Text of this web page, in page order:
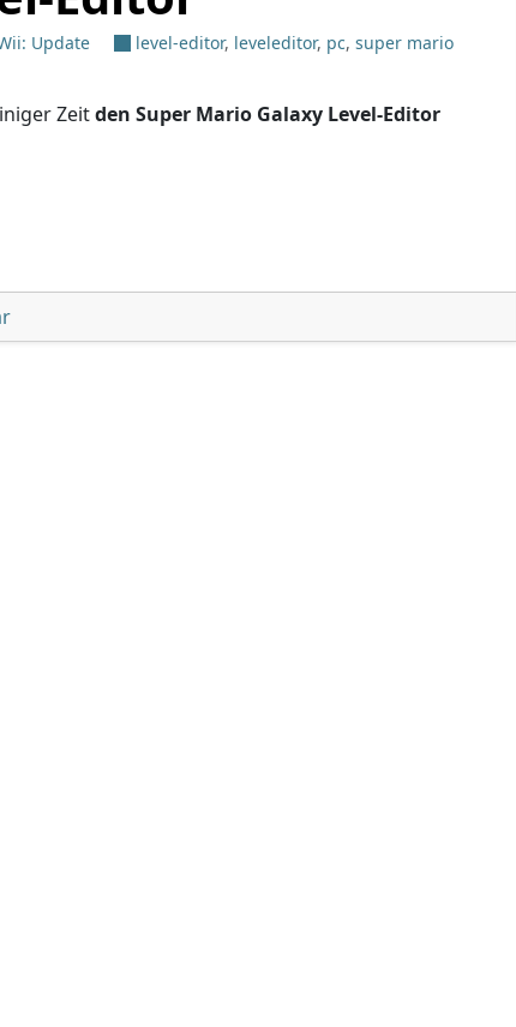
Update level-editor, leveleditor, pc, super mario
Zeitden Super Mario Galaxy Level-Editor
Super Mario Galaxy Level-Editor"
unter 'Whitehole v1.01 – Super Mario Galaxy Level-Editor'